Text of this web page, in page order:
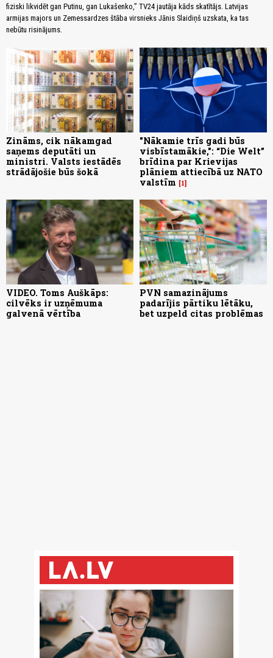
fiziski likvidēt gan Putinu, gan Lukašenko,” TV24 jautāja kāds skatītājs. Latvijas
armijas majors un Zemessardzes štāba virsnieks Jānis Slaidiņš uzskata, ka tas
nebūtu risinājums.
Zināms, cik nākamgad
saņems deputāti un
ministri. Valsts iestādēs
strādājošie būs šokā
"Nākamie trīs gadi būs
visbīstamākie,": “Die Welt”
brīdina par Krievijas
plāniem attiecībā uz NATO
valstīm
1
VIDEO. Toms Auškāps:
cilvēks ir uzņēmuma
galvenā vērtība
PVN samazinājums
padarījis pārtiku lētāku,
bet uzpeld citas problēmas